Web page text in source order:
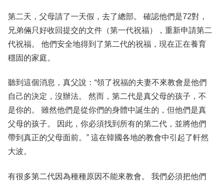
第二天，父母請了一天假，去了總部。 確認他們是72對，
兄弟倆只好收回提交的文件（第一代祝福），重新申請第二
代祝福。 他們安全地得到了第二代的祝福，現在正在養育
穩固的家庭。
聽到這個消息，真父說：“領了祝福的夫妻不來教會是他們
自己的決定，沒辦法。 然而，第二代是真父母的孩子，不
是你的。 雖然他們是從你們的身體中誕生的，但他們是真
父母的孩子。 因此，你必須找到所有的第二代，並將他們
帶到真正的父母面前。” 這在韓國各地的教會中引起了軒然
大波。
有很多第二代因為種種原因不能來教會。 我們必須把他們